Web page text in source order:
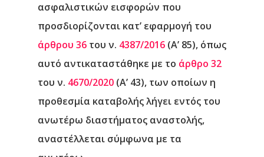
ασφαλιστικών εισφορών που
προσδιορίζονται κατ’ εφαρμογή του
άρθρου 36 του ν. 4387/2016 (Α’ 85), όπως
αυτό αντικαταστάθηκε με το άρθρο 32
του ν. 4670/2020 (Α’ 43), των οποίων η
προθεσμία καταβολής λήγει εντός του
ανωτέρω διαστήματος αναστολής,
αναστέλλεται σύμφωνα με τα
Αρχική
Υπηρεσίες